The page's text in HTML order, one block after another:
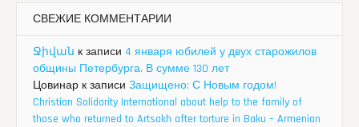
СВЕЖИЕ КОММЕНТАРИИ
Ջիվան к записи 4 января юбилей у двух старожилов
общины Петербурга. В сумме 130 лет
Цовинар к записи Защищено: С Новым годом!
Christian Solidarity International about help to the family of
those who returned to Artsakh after torture in Baku – Armenian